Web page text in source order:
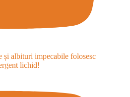
și albituri impecabile folosesc
lichid!